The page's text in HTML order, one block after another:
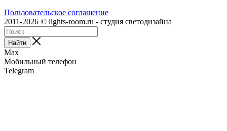
Пользовательское соглашение
2011-2026 © lights-room.ru - студия светодизайна
Найти
Max
Мобильный телефон
Telegram